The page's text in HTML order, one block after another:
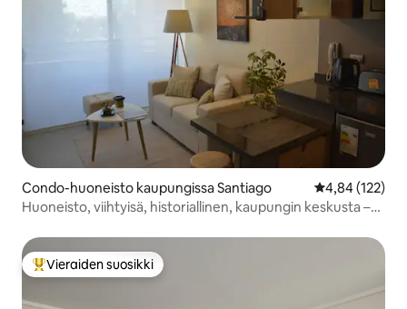
Condo-huoneisto kaupungissa Santiago
4,84 (122)
Huoneisto, viihtyisä, historiallinen, kaupungin keskusta –
Vieraiden suosikkien parhaimmistoa
Vieraiden suosikki